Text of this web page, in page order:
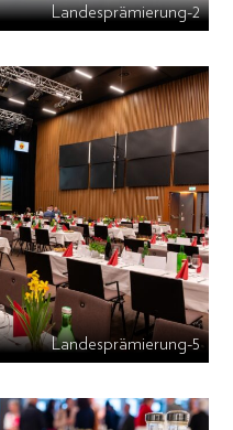
Landesprämierung-2
Landesprämierung-5